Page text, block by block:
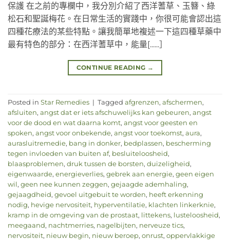
保護 在之前的專欄中，我分別介紹了西洋蓍草、玉簪、綠
松石和聖誕梅花。在日常生活的實踐中，你很可能會認出這
四種花療法的某些特點。讓我簡單地複述一下這四種草藥中
最有特色的部分：在西洋蓍草中，能量[......］
CONTINUE READING →
Posted in Star Remedies | Tagged afgrenzen, afschermen,
afsluiten, angst dat er iets afschuwelijks kan gebeuren, angst
voor de dood en wat daarna komt, angst voor geesten en
spoken, angst voor onbekende, angst voor toekomst, aura,
aurasluitremedie, bang in donker, bedplassen, bescherming
tegen invloeden van buiten af, besluiteloosheid,
blaasproblemen, druk tussen de borsten, duizeligheid,
eigenwaarde, energieverlies, gebrek aan energie, geen eigen
wil , geen nee kunnen zeggen, gejaagde ademhaling,
gejaagdheid, gevoel uitgebuit te worden, heeft erkenning
nodig, hevige nervositeit, hyperventilatie, klachten linkerknie,
kramp in de omgeving van de prostaat, littekens, lusteloosheid,
meegaand, nachtmerries, nagelbijten, nerveuze tics,
nervositeit, nieuw begin, nieuw beroep, onrust, oppervlakkige